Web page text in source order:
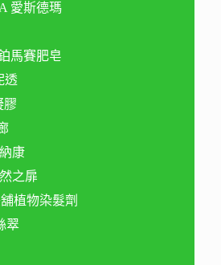
愛斯德瑪
馬賽肥皂
透
膠
康
之扉
植物染髮劑
翠